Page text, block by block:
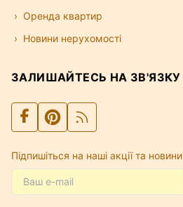
Оренда квартир
Новини нерухомості
ЗАЛИШАЙТЕСЬ НА ЗВ'ЯЗКУ
Підпишіться на наші акції та новини